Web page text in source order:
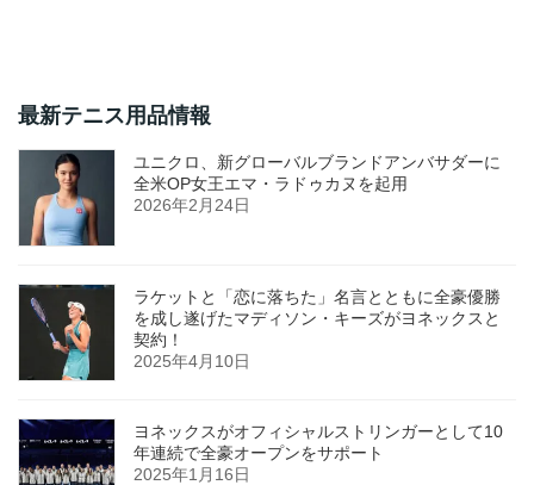
最新テニス用品情報
ユニクロ、新グローバルブランドアンバサダーに
全米OP女王エマ・ラドゥカヌを起用
2026年2月24日
ラケットと「恋に落ちた」名言とともに全豪優勝
を成し遂げたマディソン・キーズがヨネックスと
契約！
2025年4月10日
ヨネックスがオフィシャルストリンガーとして10
年連続で全豪オープンをサポート
2025年1月16日